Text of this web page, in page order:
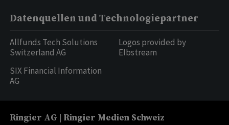
Datenquellen und Technologiepartner
Allfunds Tech Solutions
Switzerland AG
SIX Financial Information
AG
Logos provided by
Elbstream
Ringier AG | Ringier Medien Schweiz